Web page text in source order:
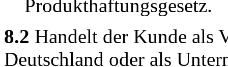
Produkthaftungsgesetz.
8.2 Handelt der Kunde als
Deutschland oder als